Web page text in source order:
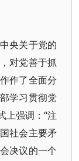
央关于党的
对党善于抓
作了全面分
学习贯彻党
上强调：“注
社会主要矛
决议的一个